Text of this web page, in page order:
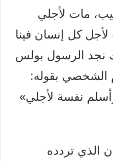
مات لأجلي
كل إنسان فينا
نجد
الرسول بولس
الشخصي بقوله:
نفسة لأجلي»
الذي تردده